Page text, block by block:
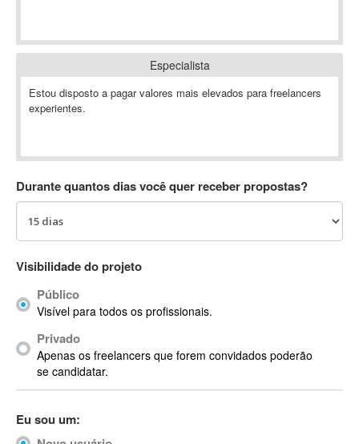
Ableton Push
Abstract Window Toolkit (AWT)
Absynth
ACARS
AccountMate
ACDSee
ACID Pro
ACPI
Acrobat
Acrobat X
Acronis
Actian
Actimize
ActionScript
Active Directory
Especialista
Estou disposto a pagar valores mais elevados para freelancers
experientes.
Durante quantos dias você quer receber propostas?
Visibilidade do projeto
Público
Visível para todos os profissionais.
Privado
Apenas os freelancers que forem convidados poderão
se candidatar.
Eu sou um: